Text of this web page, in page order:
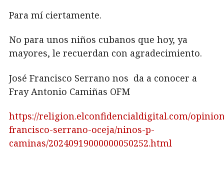
Para mí ciertamente.
No para unos niños cubanos que hoy, ya
mayores, le recuerdan con agradecimiento.
José Francisco Serrano nos da a conocer a
Fray Antonio Camiñas OFM
https://religion.elconfidencialdigital.com/
francisco-serrano-oceja/ninos-p-
caminas/20240919000000050252.html